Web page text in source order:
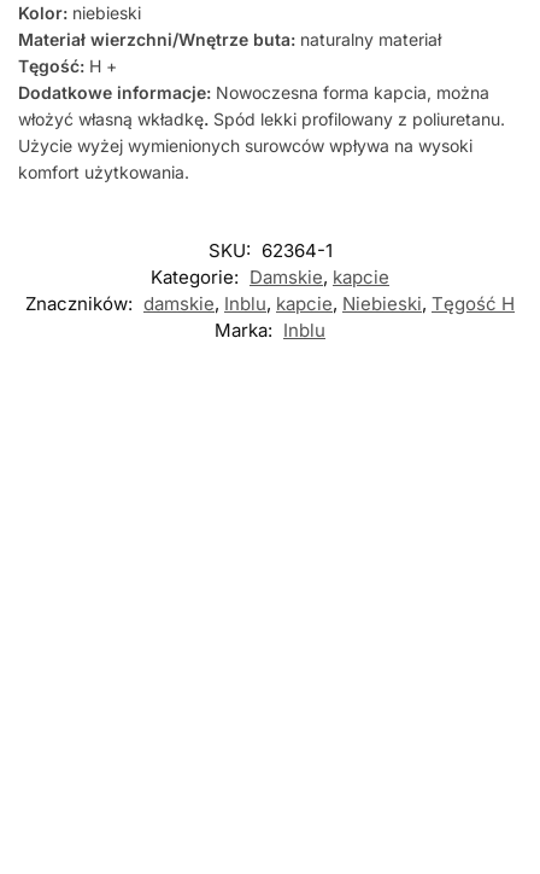
Kolor: niebieski
Materiał wierzchni/Wnętrze buta: naturalny materiał
Tęgość: H +
Dodatkowe informacje: Nowoczesna forma kapcia, można
włożyć własną wkładkę. Spód lekki profilowany z poliuretanu.
Użycie wyżej wymienionych surowców wpływa na wysoki
komfort użytkowania.
SKU: 62364-1
Kategorie: Damskie, kapcie
Znaczników: damskie, Inblu, kapcie, Niebieski, Tęgość H
Marka: Inblu